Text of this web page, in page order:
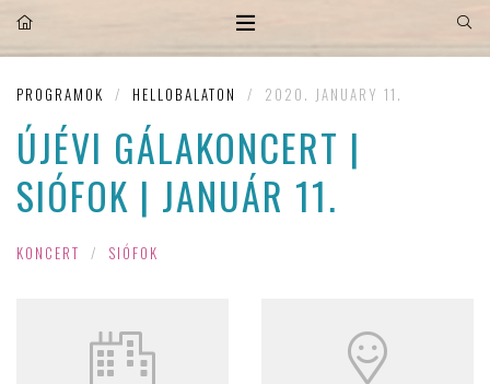
PROGRAMOK / HELLOBALATON / 2020. JANUARY 11.
ÚJÉVI GÁLAKONCERT |
SIÓFOK | JANUÁR 11.
KONCERT / SIÓFOK